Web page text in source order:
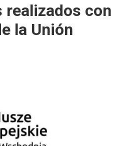
realizados con
la Unión